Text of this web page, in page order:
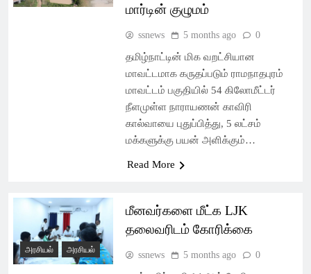
மார்டின் குழுமம்
ssnews 5 months ago 0
தமிழ்நாட்டின் மிக வறட்சியான
மாவட்டமாக கருதப்படும் ராமநாதபுரம்
மாவட்டம் பகுதியில் 54 கிலோமீட்டர்
நீளமுள்ள நாராயணன் காவிரி
கால்வாயை புதுப்பித்து, 5 லட்சம்
மக்களுக்கு பயன் அளிக்கும்…
Read More
அரசியல் அரசியல்
மீனவர்களை மீட்க LJK
தலைவரிடம் கோரிக்கை
ssnews 5 months ago 0